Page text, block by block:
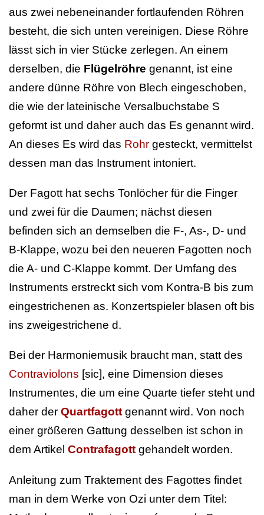
aus zwei nebeneinander fortlaufenden Röhren
besteht, die sich unten vereinigen. Diese Röhre
lässt sich in vier Stücke zerlegen. An einem
derselben, die Flügelröhre genannt, ist eine
andere dünne Röhre von Blech eingeschoben,
die wie der lateinische Versalbuchstabe S
geformt ist und daher auch das Es genannt wird.
An dieses Es wird das Rohr gesteckt, vermittelst
dessen man das Instrument intoniert.
Der Fagott hat sechs Tonlöcher für die Finger
und zwei für die Daumen; nächst diesen
befinden sich an demselben die F-, As-, D- und
B-Klappe, wozu bei den neueren Fagotten noch
die A- und C-Klappe kommt. Der Umfang des
Instruments erstreckt sich vom Kontra-B bis zum
eingestrichenen as. Konzertspieler blasen oft bis
ins zweigestrichene d.
Bei der Harmoniemusik braucht man, statt des
Contraviolons [sic], eine Dimension dieses
Instrumentes, die um eine Quarte tiefer steht und
daher der Quartfagott genannt wird. Von noch
einer größeren Gattung desselben ist schon in
dem Artikel Contrafagott gehandelt worden.
Anleitung zum Traktement des Fagottes findet
man in dem Werke von Ozi unter dem Titel: